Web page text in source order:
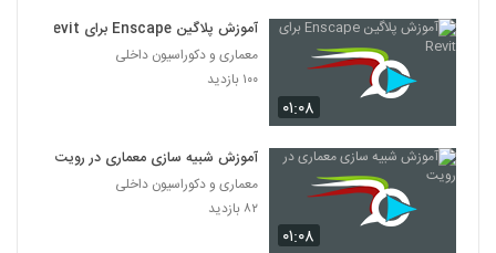
۰۱:۰۸
آموزش پلاگین Enscape برای Revit
معماری و دکوراسیون داخلی
۱۰۰ بازدید
۰۱:۰۸
آموزش شبیه سازی معماری در رویت
معماری و دکوراسیون داخلی
۸۲ بازدید